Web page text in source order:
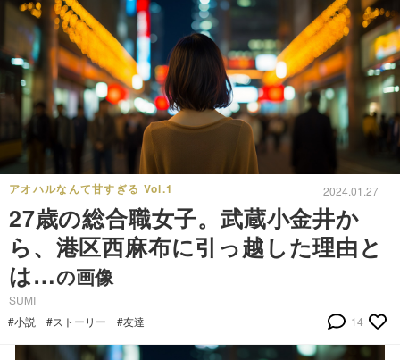
アオハルなんて甘すぎる Vol.1 2024.01.27
27歳の総合職女子。武蔵小金井か
ら、港区西麻布に引っ越した理由と
は…の画像
SUMI
#小説
#ストーリー #友達 14